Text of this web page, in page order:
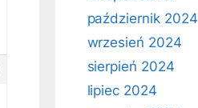
październik 2024
wrzesień 2024
sierpień 2024
lipiec 2024